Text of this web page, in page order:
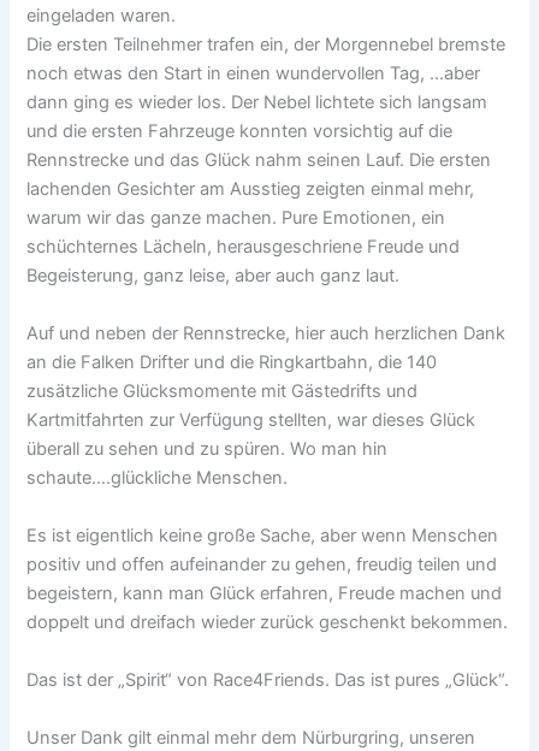
eingeladen waren.
Die ersten Teilnehmer trafen ein, der Morgennebel bremste
noch etwas den Start in einen wundervollen Tag, …aber
dann ging es wieder los. Der Nebel lichtete sich langsam
und die ersten Fahrzeuge konnten vorsichtig auf die
Rennstrecke und das Glück nahm seinen Lauf. Die ersten
lachenden Gesichter am Ausstieg zeigten einmal mehr,
warum wir das ganze machen. Pure Emotionen, ein
schüchternes Lächeln, herausgeschriene Freude und
Begeisterung, ganz leise, aber auch ganz laut.
Auf und neben der Rennstrecke, hier auch herzlichen Dank
an die Falken Drifter und die Ringkartbahn, die 140
zusätzliche Glücksmomente mit Gästedrifts und
Kartmitfahrten zur Verfügung stellten, war dieses Glück
überall zu sehen und zu spüren. Wo man hin
schaute….glückliche Menschen.
Es ist eigentlich keine große Sache, aber wenn Menschen
positiv und offen aufeinander zu gehen, freudig teilen und
begeistern, kann man Glück erfahren, Freude machen und
doppelt und dreifach wieder zurück geschenkt bekommen.
Das ist der „Spirit“ von Race4Friends. Das ist pures „Glück“.
Unser Dank gilt einmal mehr dem Nürburgring, unseren